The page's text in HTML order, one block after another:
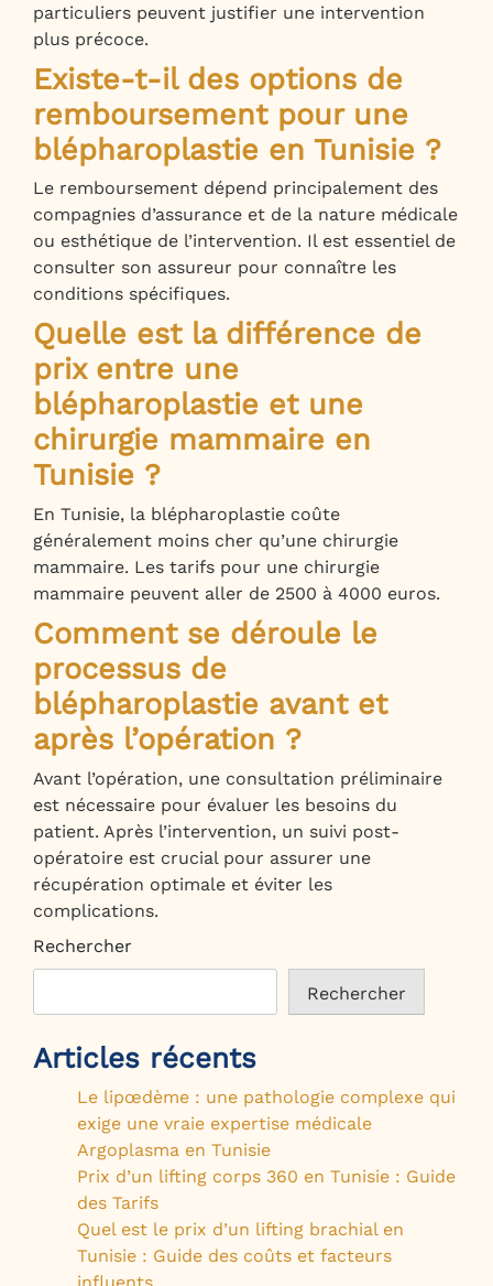
particuliers peuvent justifier une intervention
plus précoce.
Existe-t-il des options de
remboursement pour une
blépharoplastie en Tunisie ?
Le remboursement dépend principalement des
compagnies d’assurance et de la nature médicale
ou esthétique de l’intervention. Il est essentiel de
consulter son assureur pour connaître les
conditions spécifiques.
Quelle est la différence de
prix entre une
blépharoplastie et une
chirurgie mammaire en
Tunisie ?
En Tunisie, la blépharoplastie coûte
généralement moins cher qu’une chirurgie
mammaire. Les tarifs pour une chirurgie
mammaire peuvent aller de 2500 à 4000 euros.
Comment se déroule le
processus de
blépharoplastie avant et
après l’opération ?
Avant l’opération, une consultation préliminaire
est nécessaire pour évaluer les besoins du
patient. Après l’intervention, un suivi post-
opératoire est crucial pour assurer une
récupération optimale et éviter les
complications.
Rechercher
Rechercher
Articles récents
Le lipœdème : une pathologie complexe qui
exige une vraie expertise médicale
Argoplasma en Tunisie
Prix d’un lifting corps 360 en Tunisie : Guide
des Tarifs
Quel est le prix d’un lifting brachial en
Tunisie : Guide des coûts et facteurs
influents